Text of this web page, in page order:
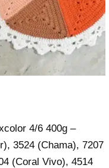
4/6 400g –
3524 (Chama), 7207
(Coral Vivo), 4514